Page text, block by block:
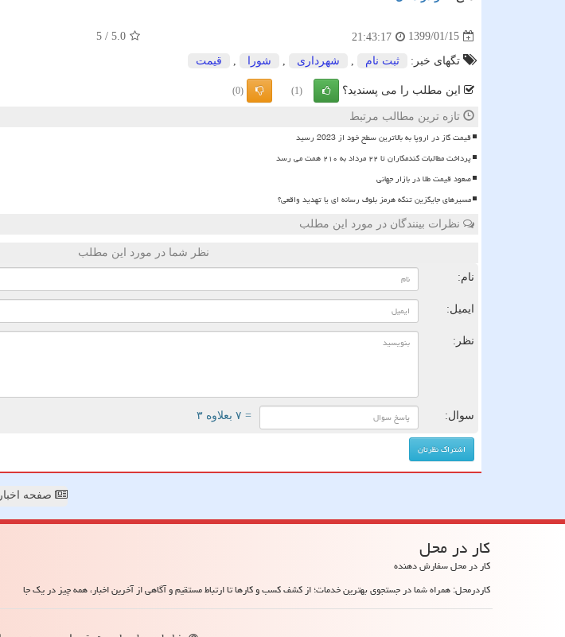
1399/01/15
21:43:17
5.0
/
5
تگهای خبر: ثبت نام شهرداری شورا قیمت
این مطلب را می پسندید؟ (1)
(0)
تازه ترین مطالب مرتبط
قیمت گاز در اروپا به بالاترین سطح خود از 2023 رسید
پرداخت مطالبات گندمکاران تا ۲۲ مرداد به ۲۱۰ همت می رسد
صعود قیمت طلا در بازار جهانی
مسیرهای جایگزین تنگه هرمز بلوف رسانه ای یا تهدید واقعی؟
نظرات بینندگان در مورد این مطلب
نظر شما در مورد این مطلب
نام:
ایمیل:
نظر:
سوال: = ۷ بعلاوه ۳
صفحه اخبار
كار در محل
کار در محل سفارش دهنده
کاردرمحل: همراه شما در جستجوی بهترین خدمات؛ از کشف کسب و کارها تا ارتباط مستقیم و آگاهی از آخرین اخبار، همه چیز در یک جا